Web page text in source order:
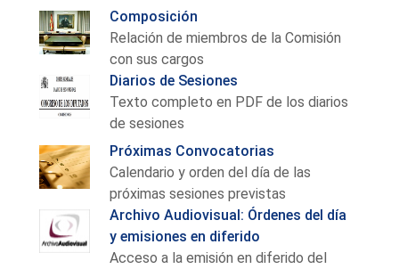
Composición
Relación de miembros de la Comisión
con sus cargos
Diarios de Sesiones
Texto completo en PDF de los diarios
de sesiones
Próximas Convocatorias
Calendario y orden del día de las
próximas sesiones previstas
Archivo Audiovisual: Órdenes del día
y emisiones en diferido
Acceso a la emisión en diferido del